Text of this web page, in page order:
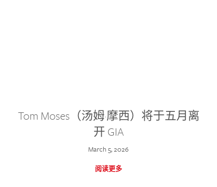
Tom Moses（汤姆·摩西）将于五月离
开 GIA
March 5, 2026
阅读更多